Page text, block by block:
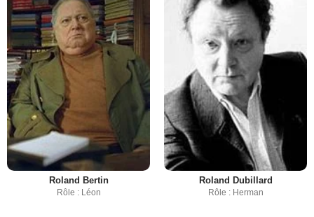
Roland Bertin
Rôle : Léon
Roland Dubillard
Rôle : Herman